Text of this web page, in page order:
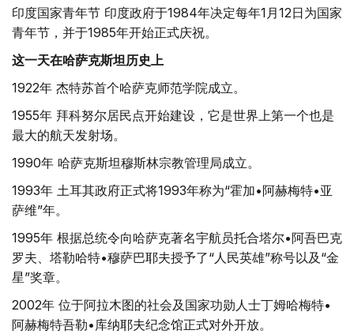
印度国家青年节 印度政府于1984年决定每年1月12日为国家
青年节，并于1985年开始正式庆祝。
这一天在哈萨克斯坦历史上
1922年 杰特苏首个哈萨克师范学院成立。
1955年 拜科努尔居民点开始建设，它是世界上第一个也是
最大的航天发射场。
1990年 哈萨克斯坦穆斯林宗教管理局成立。
1993年 土耳其政府正式将1993年称为“霍加•阿赫梅特•亚
萨维”年。
1995年 根据总统令向哈萨克著名宇航员托合塔尔•阿吾巴克
罗夫、塔勒哈特•穆萨巴耶夫授予了“人民英雄”称号以及“金
星”奖章。
2002年 位于阿拉木图的社会及国家功勋人士丁姆哈梅特•
阿赫梅特吾勒•库纳耶夫纪念馆正式对外开放。